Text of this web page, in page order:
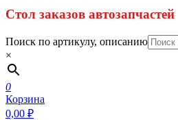
Стол заказов автозапчастей
Поиск по артикулу, описанию
×
0
Корзина
0,00 ₽